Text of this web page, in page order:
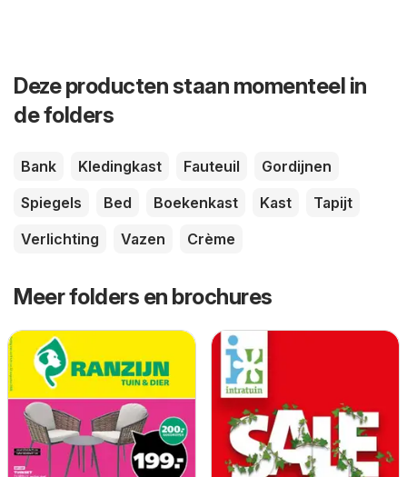
Deze producten staan momenteel in
de folders
Bank Kledingkast Fauteuil
Gordijnen
Spiegels
Bed Boekenkast Kast
Tapijt
Verlichting
Vazen Crème
Meer folders en brochures